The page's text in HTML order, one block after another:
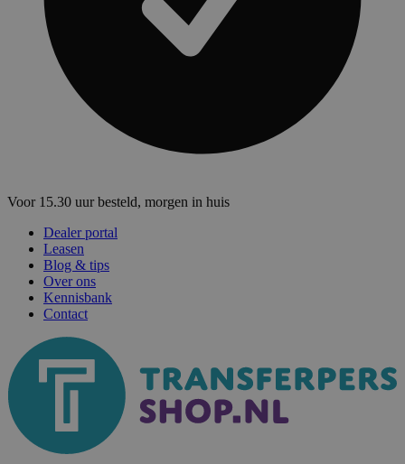
Voor 15.30 uur besteld, morgen in huis
Dealer portal
Leasen
Blog & tips
Over ons
Kennisbank
Contact